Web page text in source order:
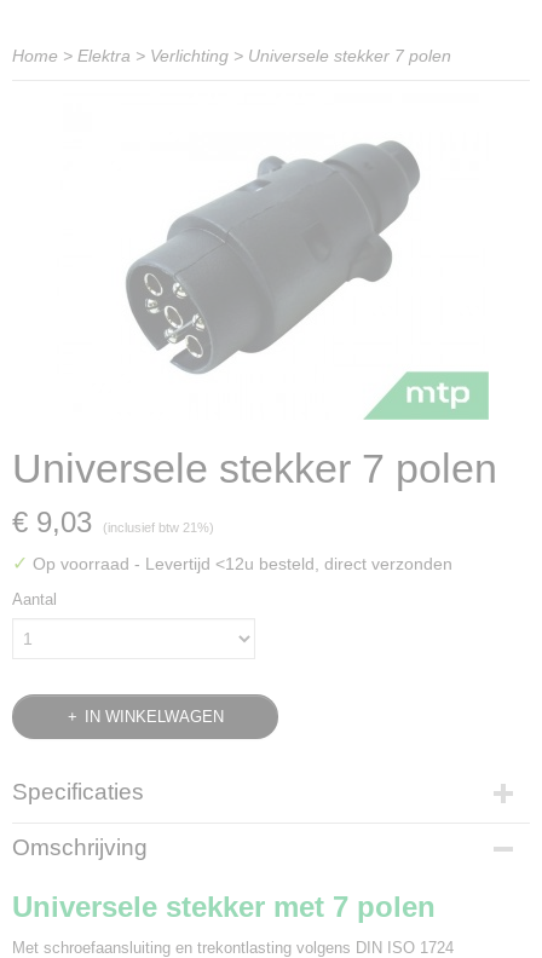
Home > Elektra > Verlichting > Universele stekker 7 polen
Universele stekker 7 polen
€ 9,03 (inclusief btw 21%)
✓ Op voorraad - Levertijd <12u besteld, direct verzonden
Aantal
IN WINKELWAGEN
Specificaties
Bruto gewicht
0,15 Kg
Omschrijving
Universele stekker met 7 polen
Met schroefaansluiting en trekontlasting volgens DIN ISO 1724